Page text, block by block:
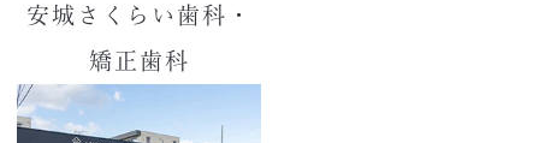
安城さくらい歯科・
矯正歯科